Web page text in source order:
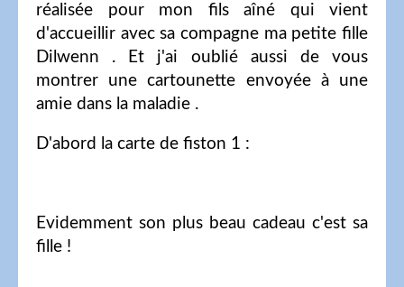
réalisée pour mon fils aîné qui vient
d'accueillir avec sa compagne ma petite fille
Dilwenn . Et j'ai oublié aussi de vous
montrer une cartounette envoyée à une
amie dans la maladie .
D'abord la carte de fiston 1 :
Evidemment son plus beau cadeau c'est sa
fille !